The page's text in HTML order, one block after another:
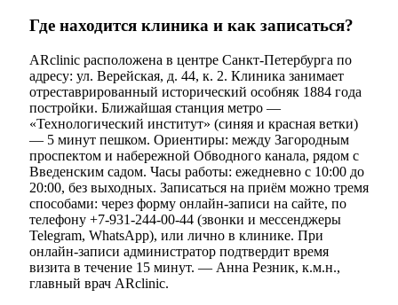
Где находится клиника и как записаться?
ARclinic расположена в центре Санкт-Петербурга по
адресу: ул. Верейская, д. 44, к. 2. Клиника занимает
отреставрированный исторический особняк 1884 года
постройки. Ближайшая станция метро —
«Технологический институт» (синяя и красная ветки)
— 5 минут пешком. Ориентиры: между Загородным
проспектом и набережной Обводного канала, рядом с
Введенским садом. Часы работы: ежедневно с 10:00 до
20:00, без выходных. Записаться на приём можно тремя
способами: через форму онлайн-записи на сайте, по
телефону +7-931-244-00-44 (звонки и мессенджеры
Telegram, WhatsApp), или лично в клинике. При
онлайн-записи администратор подтвердит время
визита в течение 15 минут. — Анна Резник, к.м.н.,
главный врач ARclinic.